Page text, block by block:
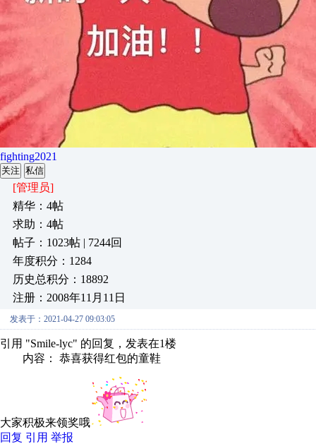
fighting2021
关注 私信
[管理员]
精华：4帖
求助：4帖
帖子：1023帖 | 7244回
年度积分：1284
历史总积分：18892
注册：2008年11月11日
发表于：2021-04-27 09:03:05
引用 "Smile-lyc" 的回复，发表在1楼
内容： 恭喜获得红包的童鞋
大家积极来领奖哦
回复 引用 举报